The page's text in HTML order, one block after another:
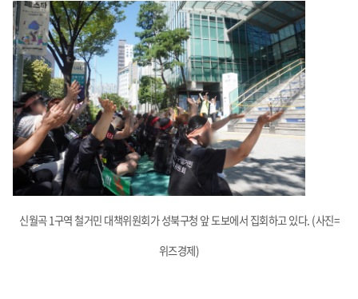
신월곡 1구역 철거민 대책위원회가 성북구청 앞 도보에서 집회하고 있다. (사진=
위즈경제)